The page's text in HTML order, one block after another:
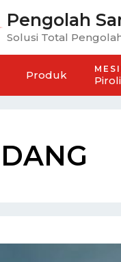
Pengolah
Solusi Total
Produk